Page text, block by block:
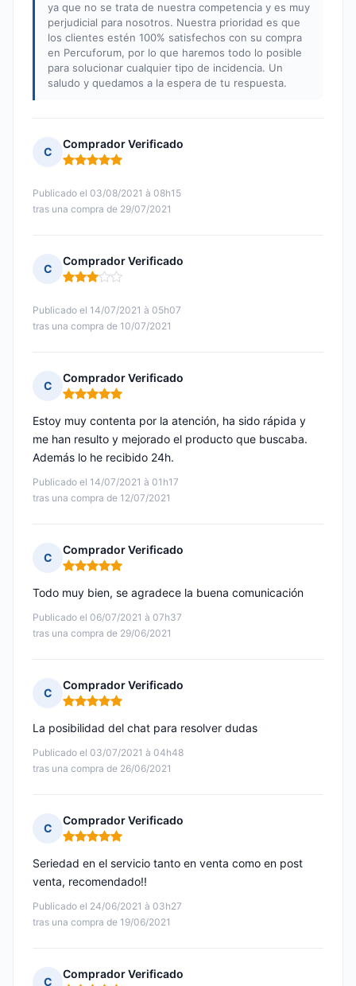
ya que no se trata de nuestra competencia y es muy
perjudicial para nosotros. Nuestra prioridad es que
los clientes estén 100% satisfechos con su compra
en Percuforum, por lo que haremos todo lo posible
para solucionar cualquier tipo de incidencia. Un
saludo y quedamos a la espera de tu respuesta.
C
Comprador Verificado
Nota: 5 de 5
Publicado el 03/08/2021 à 08h15
tras una compra de 29/07/2021
C
Comprador Verificado
Nota: 3 de 5
Publicado el 14/07/2021 à 05h07
tras una compra de 10/07/2021
C
Comprador Verificado
Nota: 5 de 5
Publicado el 14/07/2021 à 01h17
tras una compra de 12/07/2021
Estoy muy contenta por la atención, ha sido rápida y
me han resulto y mejorado el producto que buscaba.
Además lo he recibido 24h.
C
Comprador Verificado
Nota: 5 de 5
Publicado el 06/07/2021 à 07h37
tras una compra de 29/06/2021
Todo muy bien, se agradece la buena comunicación
C
Comprador Verificado
Nota: 5 de 5
Publicado el 03/07/2021 à 04h48
tras una compra de 26/06/2021
La posibilidad del chat para resolver dudas
C
Comprador Verificado
Nota: 5 de 5
Publicado el 24/06/2021 à 03h27
tras una compra de 19/06/2021
Seriedad en el servicio tanto en venta como en post
venta, recomendado!!
C
Comprador Verificado